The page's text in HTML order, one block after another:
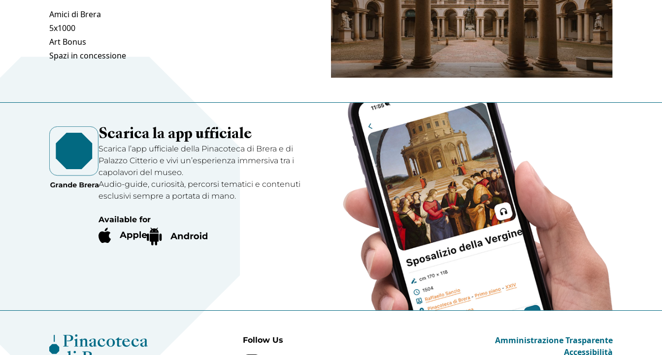
Amici di Brera
5x1000
Art Bonus
Spazi in concessione
Scarica la app ufficiale
Scarica l’app ufficiale della Pinacoteca di Brera e di
Palazzo Citterio e vivi un’esperienza immersiva tra i
capolavori del museo.
Audio-guide, curiosità, percorsi tematici e contenuti
esclusivi sempre a portata di mano.
Available for
Follow Us
Amministrazione Trasparente
Accessibilità